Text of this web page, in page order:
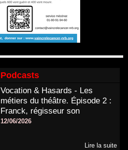
Podcasts
Vocation & Hasards - Les
métiers du théâtre. Épisode 2 :
Franck, régisseur son
12/06/2026
Lire la suite